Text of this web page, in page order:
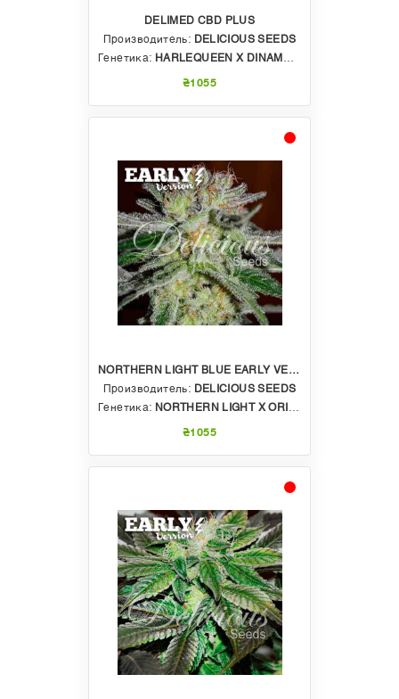
DELIMED CBD PLUS
Производитель: DELICIOUS SEEDS
Генетика: HARLEQUEEN X DINAMED CBD PLUS
₴1055
NORTHERN LIGHT BLUE EARLY VERSION
Производитель: DELICIOUS SEEDS
Генетика: NORTHERN LIGHT X ORIGINAL BLUEBERRY X RUDERALIS
₴1055